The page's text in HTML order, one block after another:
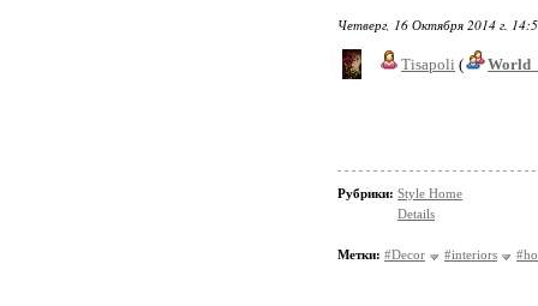
Четверг, 16 Октября 2014 г.
Tisapoli (
Рубрики: Style Home
Details
Метки: #Decor #interiors